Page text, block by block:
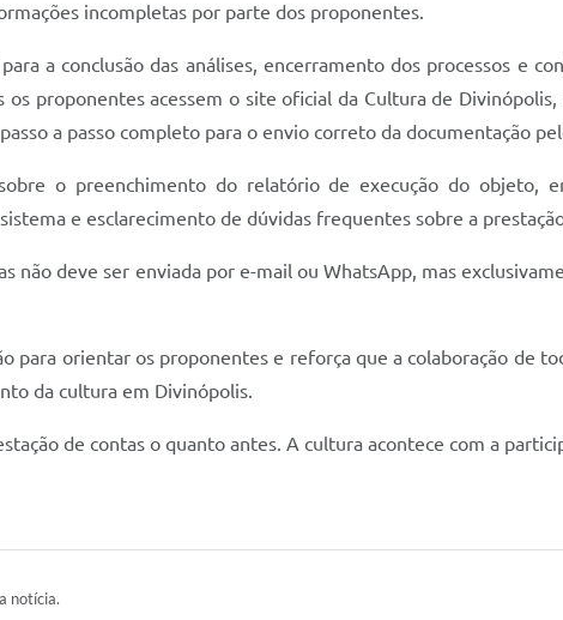
incompletas por parte dos proponentes.
a conclusão das análises, encerramento dos processos e
proponentes acessem o site oficial da Cultura de
a passo completo para o envio correto da documentação
o preenchimento do relatório de execução do objeto,
e esclarecimento de dúvidas frequentes sobre a
não deve ser enviada por e-mail ou WhatsApp, mas
para orientar os proponentes e reforça que a colaboração de
da cultura em Divinópolis.
de contas o quanto antes. A cultura acontece com a
notícia.